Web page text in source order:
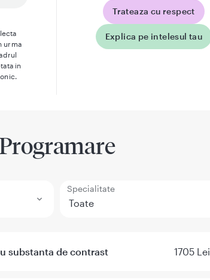
urma
in
Trateaza cu respect
Explica pe intelesul tau
Programare
Specialitate
substanta de contrast 1705 Lei